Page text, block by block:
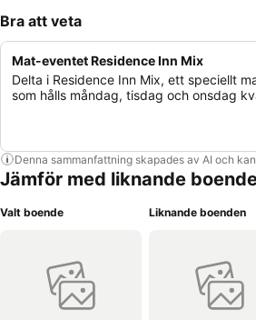
Bra att veta
Mat-eventet Residence Inn Mix
Delta i Residence Inn Mix, ett speciellt
som hålls måndag, tisdag och onsdag
Denna sammanfattning skapades av AI och
Jämför med liknande
Valt boende Liknande boenden